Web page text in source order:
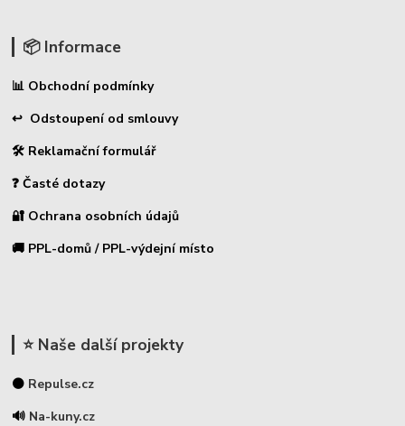
📦 Informace
📊 Obchodní podmínky
↩ Odstoupení od smlouvy
🛠 Reklamační formulář
❓ Časté dotazy
🔐 Ochrana osobních údajů
🚚 PPL-domů / PPL-výdejní místo
⭐ Naše další projekty
⚫ Repulse.cz
🔊 Na-kuny.cz